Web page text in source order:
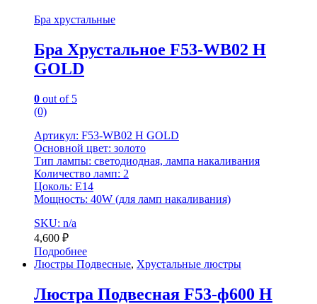
Бра хрустальные
Бра Хрустальное F53-WB02 H
GOLD
0 out of 5
(0)
Артикул: F53-WB02 H GOLD
Основной цвет: золото
Тип лампы: светодиодная, лампа накаливания
Количество ламп: 2
Цоколь: E14
Мощность: 40W (для ламп накаливания)
SKU: n/a
4,600 ₽
Подробнее
Люстры Подвесные, Хрустальные люстры
Люстра Подвесная F53-ф600 H